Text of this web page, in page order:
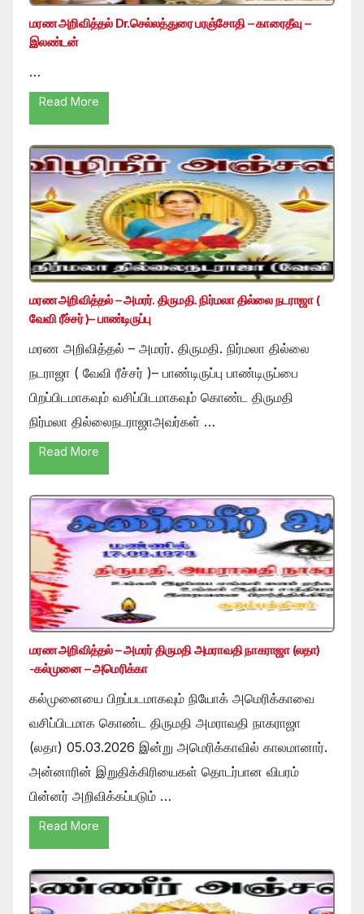
மரண அறிவித்தல் Dr.செல்லத்துரை பரஞ்சோதி – காரைதீவு –
இலண்டன்
…
Read More
மரண அறிவித்தல் – அமரர். திருமதி. நிர்மலா தில்லை நடராஜா (
வேவி ரீச்சர் )– பாண்டிருப்பு
மரண அறிவித்தல் – அமரர். திருமதி. நிர்மலா தில்லை
நடராஜா ( வேவி ரீச்சர் )– பாண்டிருப்பு பாண்டிருப்பை
பிறப்பிடமாகவும் வசிப்பிடமாகவும் கொண்ட திருமதி
நிர்மலா தில்லைநடராஜாஅவர்கள் …
Read More
மரண அறிவித்தல் – அமரர் திருமதி அமராவதி நாகராஜா (லதா)
-கல்முனை – அமெரிக்கா
கல்முனையை பிறப்படமாகவும் நியோக் அமெரிக்காவை
வசிப்பிடமாக கொண்ட திருமதி அமராவதி நாகராஜா
(லதா) 05.03.2026 இன்று அமெரிக்காவில் காலமானார்.
அன்னாரின் இறுதிக்கிரியைகள் தொடர்பான விபரம்
பின்னர் அறிவிக்கப்படும் …
Read More